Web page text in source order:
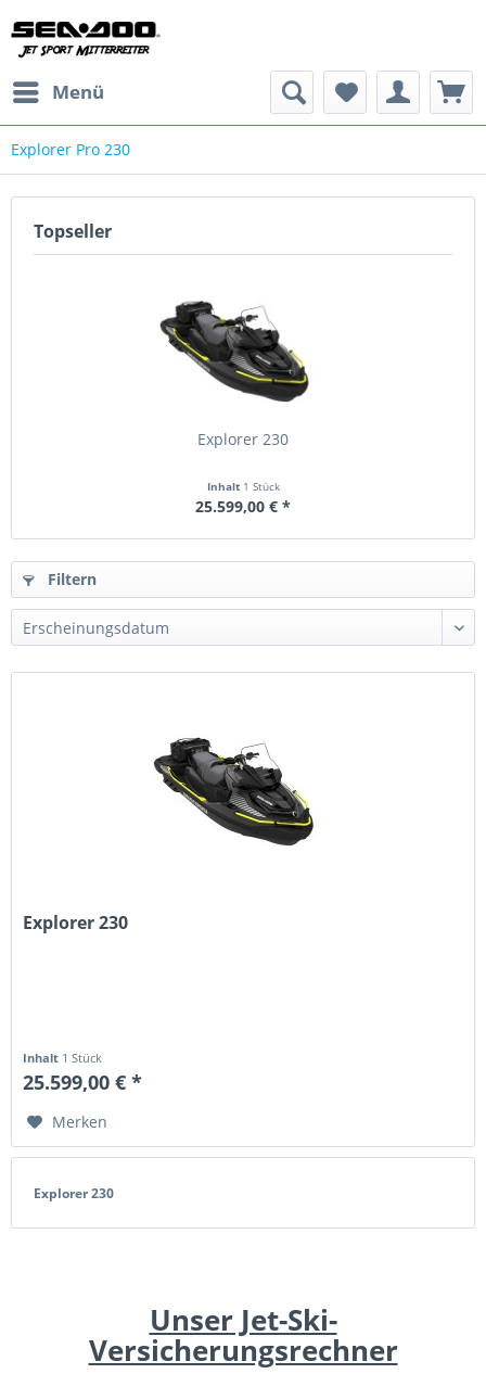
Menü
Explorer Pro 230
Topseller
Explorer 230
Inhalt 1 Stück
25.599,00 € *
Filtern
Explorer 230
Inhalt 1 Stück
25.599,00 € *
Merken
Explorer 230
Unser Jet-Ski-
Versicherungsrechner